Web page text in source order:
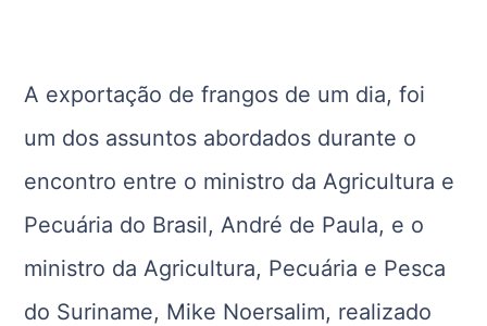
A exportação de frangos de um dia, foi
um dos assuntos abordados durante o
encontro entre o ministro da Agricultura e
Pecuária do Brasil, André de Paula, e o
ministro da Agricultura, Pecuária e Pesca
do Suriname, Mike Noersalim, realizado